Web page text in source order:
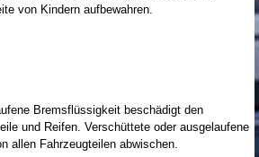
von Kindern aufbewahren.
Bremsflüssigkeit beschädigt den
und Reifen. Verschüttete oder ausgelaufene
allen Fahrzeugteilen abwischen.